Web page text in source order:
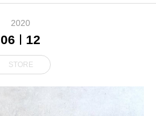
2020
06 12
STORE